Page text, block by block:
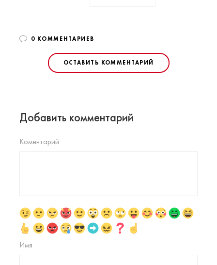
0 КОММЕНТАРИЕВ
ОСТАВИТЬ КОММЕНТАРИЙ
Добавить комментарий
Коментарий
Имя